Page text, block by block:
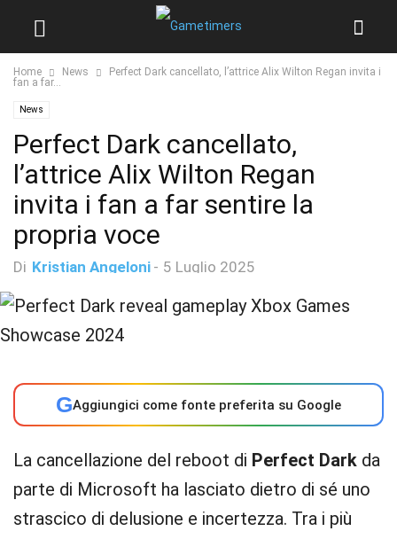
Home News
Perfect Dark cancellato, l’attrice Alix Wilton Regan invita i
fan a far...
News
Perfect Dark cancellato,
l’attrice Alix Wilton Regan
invita i fan a far sentire la
propria voce
Di Kristian Angeloni - 5 Luglio 2025
GAggiungici come fonte preferita su Google
La cancellazione del reboot di Perfect Dark da
parte di Microsoft ha lasciato dietro di sé uno
strascico di delusione e incertezza. Tra i più